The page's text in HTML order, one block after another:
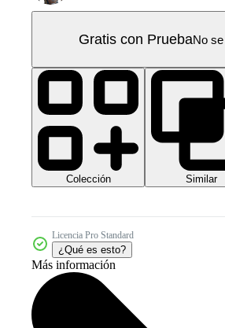
Gratis con PruebaNo
Colección Similar
Licencia Pro Standard
¿Qué es esto?
Más información